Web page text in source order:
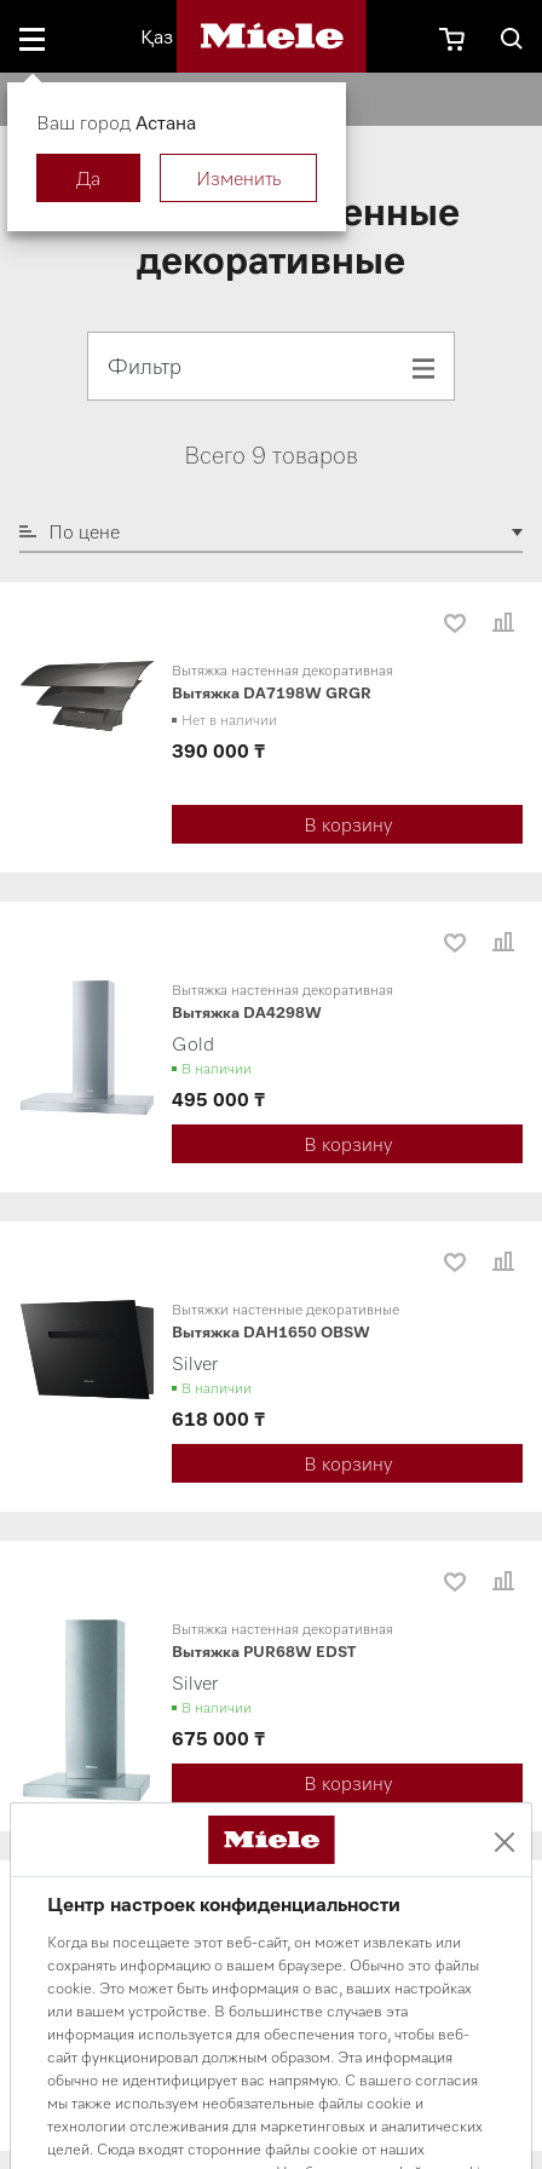
Қаз
Вытяжки настенные
декоративные
Фильтр
Всего 9 товаров
По цене
Вытяжка настенная декоративная
Вытяжка DA7198W GRGR
390 000 ₸
Нет в наличии
В корзину
Вытяжка настенная декоративная
Вытяжка DA4298W
Gold
495 000 ₸
В наличии
В корзину
Вытяжки настенные декоративные
Вытяжка DAH1650 OBSW
Silver
618 000 ₸
В наличии
В корзину
Вытяжка настенная декоративная
Вытяжка PUR68W EDST
Silver
675 000 ₸
В наличии
В корзину
Вытяжки настенные декоративные
Вытяжка DAH1950 OBSW
Silver
680 000 ₸
Центр настроек конфиденциальности
Когда вы посещаете этот веб-сайт, он может извлекать или
сохранять информацию о вашем браузере. Обычно это файлы
cookie. Это может быть информация о вас, ваших настройках
или вашем устройстве. В большинстве случаев эта
информация используется для обеспечения того, чтобы веб-
сайт функционировал должным образом. Эта информация
обычно не идентифицирует вас напрямую. С вашего согласия
мы также используем необязательные файлы cookie и
технологии отслеживания для маркетинговых и аналитических
целей. Сюда входят сторонние файлы cookie от наших
Ваш город Астана
Да Изменить